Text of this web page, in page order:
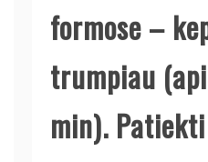
formose –
trumpiau
min).